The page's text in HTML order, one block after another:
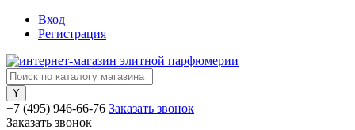
Вход
Регистрация
+7 (495) 946-66-76 Заказать звонок
Заказать звонок